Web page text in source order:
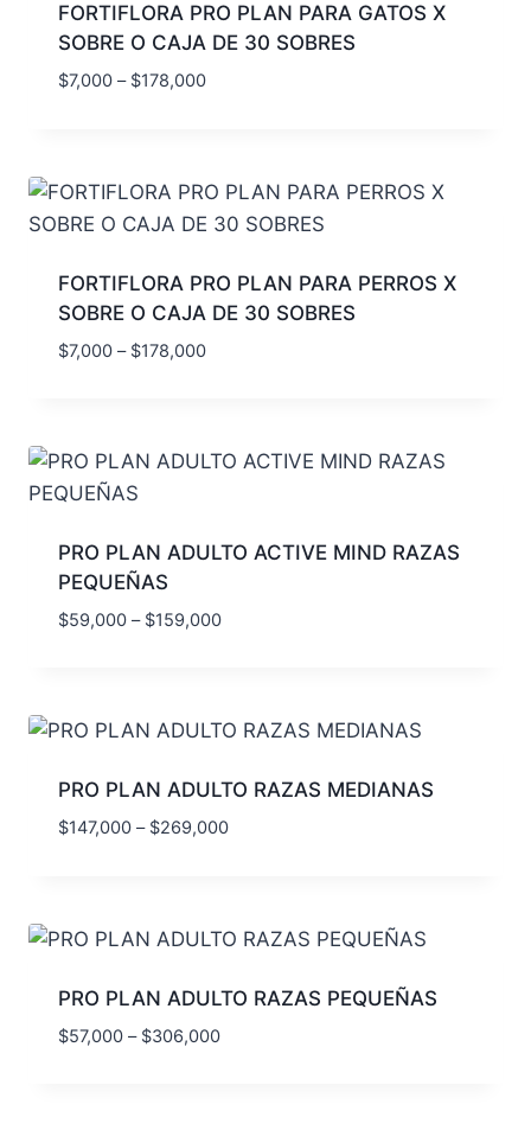
FORTIFLORA PRO PLAN PARA GATOS X
SOBRE O CAJA DE 30 SOBRES
$7,000 – $178,000
FORTIFLORA PRO PLAN PARA PERROS X
SOBRE O CAJA DE 30 SOBRES
$7,000 – $178,000
PRO PLAN ADULTO ACTIVE MIND RAZAS
PEQUEÑAS
$59,000 – $159,000
PRO PLAN ADULTO RAZAS MEDIANAS
$147,000 – $269,000
PRO PLAN ADULTO RAZAS PEQUEÑAS
$57,000 – $306,000